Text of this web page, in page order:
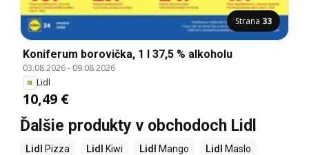
Strana 33
Koniferum borovička, 1 l 37,5 % alkoholu
03.08.2026- 09.08.2026
Lidl
10,49 €
Ďalšie produkty v obchodoch Lidl
Lidl Pizza Lidl Kiwi Lidl Mango Lidl Maslo